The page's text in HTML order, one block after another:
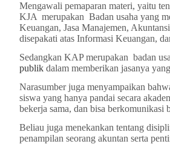
Mengawali pemaparan materi, yaitu
KJA merupakan Badan usaha yang
Keuangan, Jasa Manajemen,
disepakati atas Informasi Keuangan,
Sedangkan KAP merupakan badan
publik dalam memberikan jasanya
Narasumber juga menyampaikan
siswa yang hanya pandai secara
bekerja sama, dan bisa berkomunikasi
Beliau juga menekankan tentang
penampilan seorang akuntan serta